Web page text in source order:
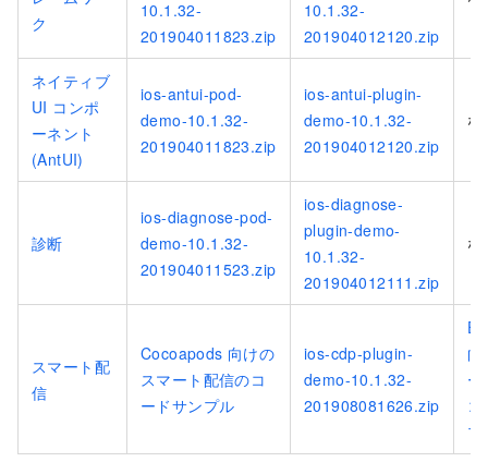
ク
10.1.32-
201904011823.zip
10.1.32-
201904012120.zip
ネイティブ
UI コンポ
ーネント
(AntUI)
ios-antui-pod-
demo-10.1.32-
201904011823.zip
ios-antui-plugin-
demo-10.1.32-
201904012120.zip
な
診断
ios-diagnose-pod-
demo-10.1.32-
201904011523.zip
ios-diagnose-
plugin-demo-
10.1.32-
201904012111.zip
な
スマート配
信
Cocoapods 向けの
スマート配信のコ
ードサンプル
ios-cdp-plugin-
demo-10.1.32-
201908081626.zip
向
ー
プ